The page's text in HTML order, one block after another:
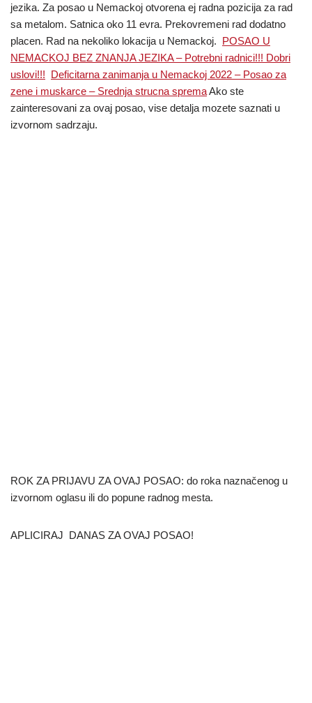
jezika. Za posao u Nemackoj otvorena ej radna pozicija za rad
sa metalom. Satnica oko 11 evra. Prekovremeni rad dodatno
placen. Rad na nekoliko lokacija u Nemackoj. POSAO U
NEMACKOJ BEZ ZNANJA JEZIKA – Potrebni radnici!!! Dobri
uslovi!!! Deficitarna zanimanja u Nemackoj 2022 – Posao za
zene i muskarce – Srednja strucna spremaAko ste
zainteresovani za ovaj posao, vise detalja mozete saznati u
izvornom sadrzaju.
ROK ZA PRIJAVU ZA OVAJ POSAO: do roka naznačenog u
izvornom oglasu ili do popune radnog mesta.
APLICIRAJ DANAS ZA OVAJ POSAO!